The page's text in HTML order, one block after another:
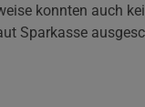
konnten auch
Sparkasse